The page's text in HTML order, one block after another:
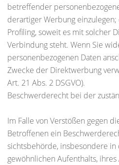
betreffender
derartiger Werbung
Profiling, soweit es mit solcher
Verbindung steht. Wenn Sie
personenbezogenen Daten
Zwecke der Direktwerbung
Art. 21 Abs. 2 DSGVO).
Beschwerderecht bei der
Im Falle von Verstößen gegen
Betroffenen ein
sichtsbehörde, insbesondere
gewöhnlichen Aufenthalts,